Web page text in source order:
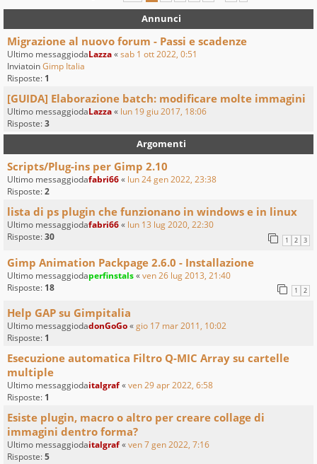
Annunci
Migrazione al nuovo forum - Passi e scadenze
Ultimo messaggiodaLazza«sab 1 ott 2022, 0:51
InviatoinGimp Italia
Risposte: 1
[GUIDA] Elaborazione batch: modificare molte immagini
Ultimo messaggiodaLazza« lun 19 giu 2017, 18:06
Risposte:3
Argomenti
Scripts/Plug-ins per Gimp 2.10
Ultimo messaggiodafabri66« lun 24 gen 2022, 23:38
Risposte:2
lista di ps plugin che funzionano in windows e in linux
Ultimo messaggiodafabri66« lun 13 lug 2020, 22:30
Risposte:30 1 2 3
Gimp Animation Packpage 2.6.0 - Installazione
Ultimo messaggiodaperfinstals«ven 26 lug 2013, 21:40
Risposte: 18 1 2
Help GAP su Gimpitalia
Ultimo messaggiodadonGoGo«gio 17 mar 2011, 10:02
Risposte: 1
Esecuzione automatica Filtro Q-MIC Array su cartelle
multiple
Ultimo messaggiodaitalgraf«ven 29 apr 2022, 6:58
Risposte: 1
Esiste plugin, macro o altro per creare collage di
immagini dentro forma?
Ultimo messaggiodaitalgraf«ven 7 gen 2022, 7:16
Risposte:5